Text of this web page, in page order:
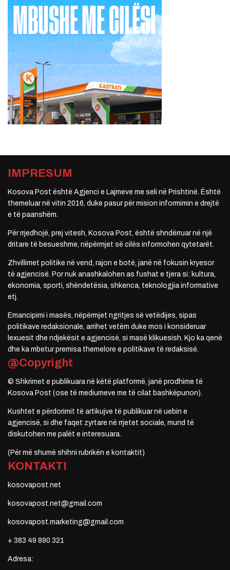
IMPRESUM
Kosova Post është Agjenci e Lajmeve me seli në Prishtinë. Është
themeluar në vitin 2016, duke pasur për mision informimin e drejtë
e të paanshëm.
Për rrjedhojë, prej vitesh, Kosova Post, është shndërruar në një
dritare të besueshme, nëpërmjet së cilës informohen qytetarët.
Zhvillimet politike në vend, rajon e botë, janë në fokusin kryesor
të agjencisë. Por nuk anashkalohen as fushat e tjera si: kultura,
ekonomia, sporti, shëndetësia, shkenca, teknologjia informative
etj.
Emancipimi i masës, nëpërmjet ngritjes së vetëdijes, sipas
politikave redaksionale, arrihet vetëm duke mos i konsideruar
lexuesit dhe ndjekësit e agjencisë, si masë klikuesish. Kjo ka qenë
dhe ka mbetur premisa themelore e politikave të redaksisë.
@Copyright
© Shkrimet e publikuara në këtë platformë, janë prodhime të
Kosova Post (ose të mediumeve me të cilat bashkëpunon).
Kushtet e përdorimit të artikujve të publikuar në uebin e
agjencisë, si dhe faqet zyrtare në rrjetet sociale, mund të
diskutohen me palët e interesuara.
(Për më shumë shihni rubrikën e kontaktit)
KONTAKTI
kosovapost.net
kosovapost.net@gmail.com
kosovapost.marketing@gmail.com
+ 383 49 890 321
Adresa: